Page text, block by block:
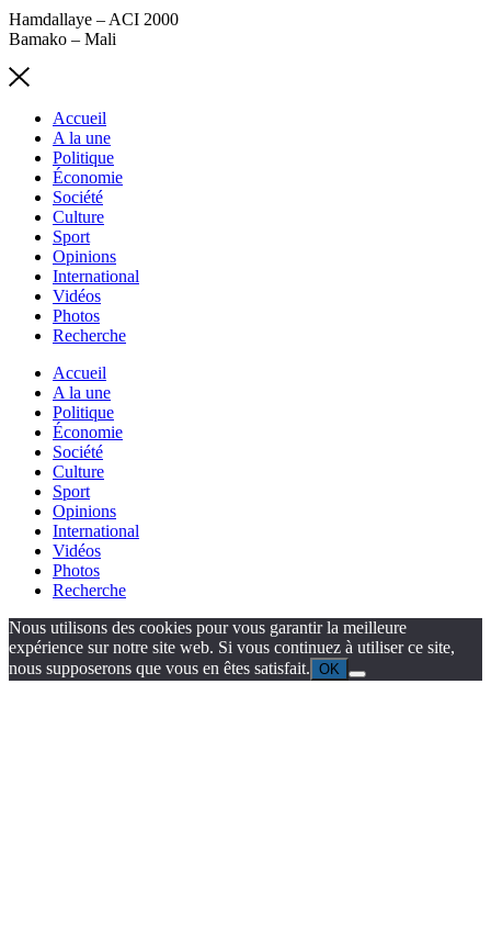
Hamdallaye – ACI 2000
Bamako – Mali
Accueil
A la une
Politique
Économie
Société
Culture
Sport
Opinions
International
Vidéos
Photos
Recherche
Accueil
A la une
Politique
Économie
Société
Culture
Sport
Opinions
International
Vidéos
Photos
Recherche
Nous utilisons des cookies pour vous garantir la meilleure
expérience sur notre site web. Si vous continuez à utiliser ce site,
nous supposerons que vous en êtes satisfait. OK